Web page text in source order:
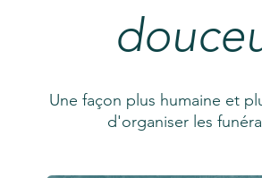
Une façon plus humaine et
d'organiser les